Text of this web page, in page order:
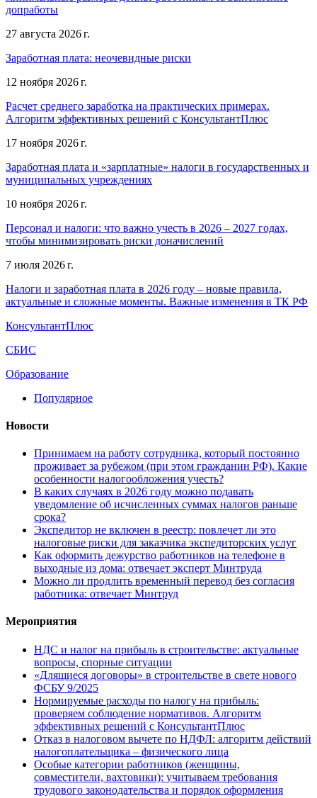
допработы
27 августа 2026 г.
Заработная плата: неочевидные риски
12 ноября 2026 г.
Расчет среднего заработка на практических примерах.
Алгоритм эффективных решений с КонсультантПлюс
17 ноября 2026 г.
Заработная плата и «зарплатные» налоги в государственных и
муниципальных учреждениях
10 ноября 2026 г.
Персонал и налоги: что важно учесть в 2026 – 2027 годах,
чтобы минимизировать риски доначислений
7 июля 2026 г.
Налоги и заработная плата в 2026 году – новые правила,
актуальные и сложные моменты. Важные изменения в ТК РФ
КонсультантПлюс
СБИС
Образование
Популярное
Новости
Принимаем на работу сотрудника, который постоянно
проживает за рубежом (при этом гражданин РФ). Какие
особенности налогообложения учесть?
В каких случаях в 2026 году можно подавать
уведомление об исчисленных суммах налогов раньше
срока?
Экспедитор не включен в реестр: повлечет ли это
налоговые риски для заказчика экспедиторских услуг
Как оформить дежурство работников на телефоне в
выходные из дома: отвечает эксперт Минтруда
Можно ли продлить временный перевод без согласия
работника: отвечает Минтруд
Мероприятия
НДС и налог на прибыль в строительстве: актуальные
вопросы, спорные ситуации
«Длящиеся договоры» в строительстве в свете нового
ФСБУ 9/2025
Нормируемые расходы по налогу на прибыль:
проверяем соблюдение нормативов. Алгоритм
эффективных решений с КонсультантПлюс
Отказ в налоговом вычете по НДФЛ: алгоритм действий
налогоплательщика – физического лица
Особые категории работников (женщины,
совместители, вахтовики): учитываем требования
трудового законодательства и порядок оформления